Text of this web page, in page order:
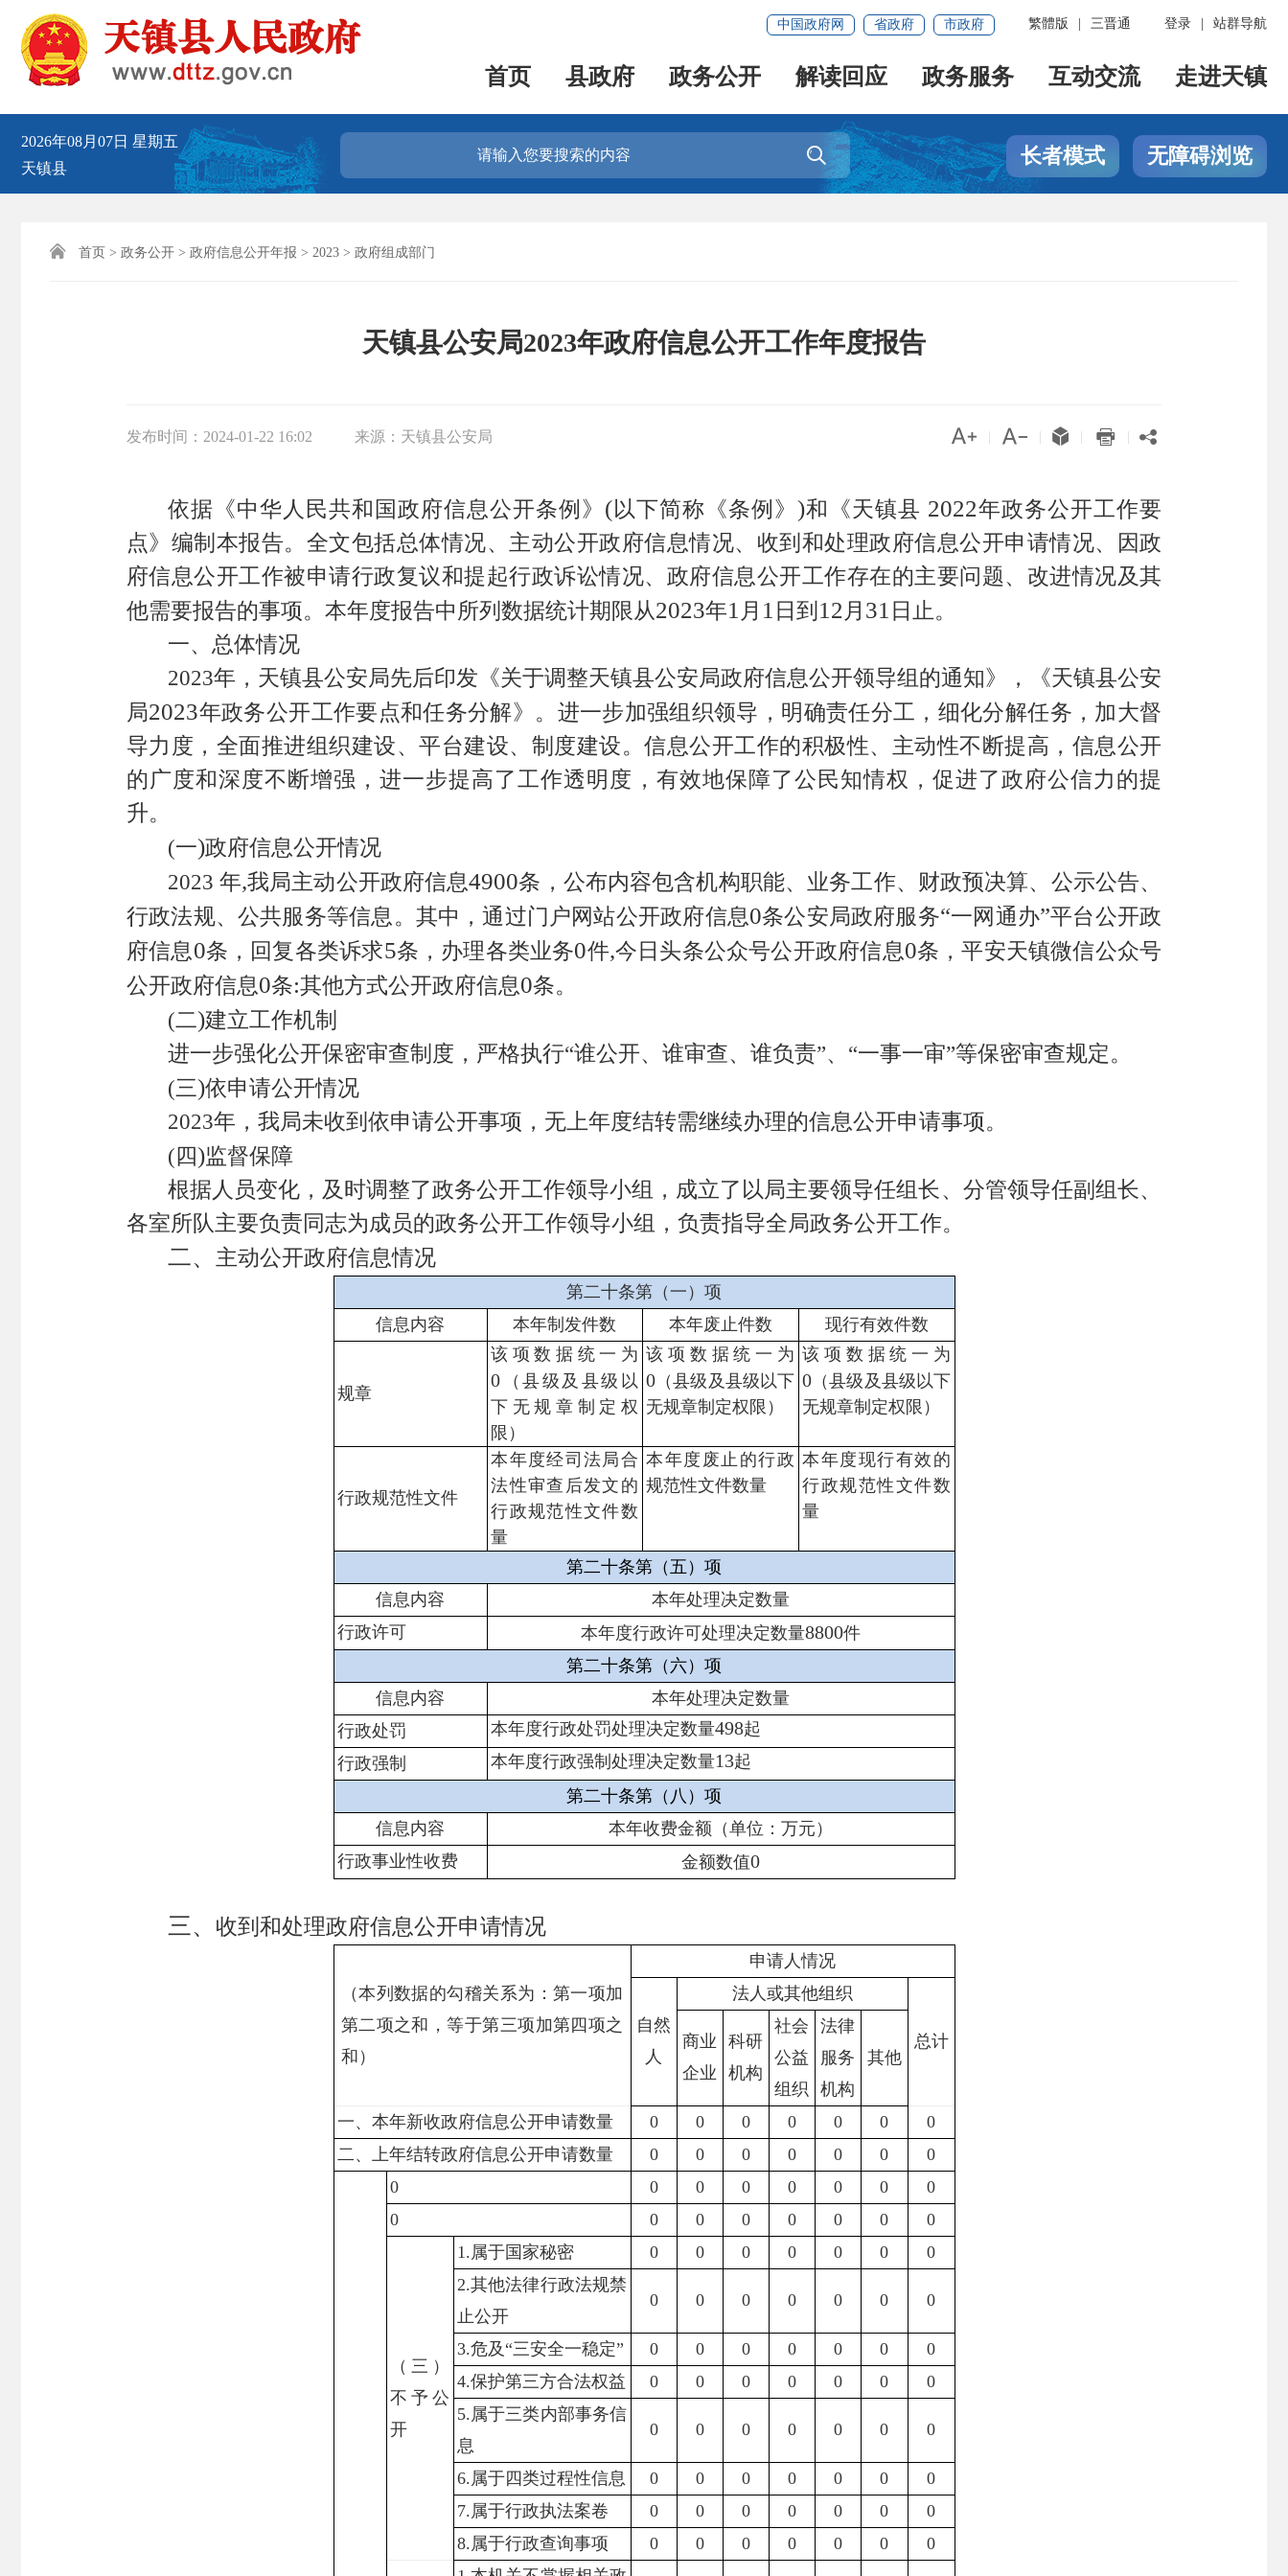
登录 站群导航
繁體版 三晋通
中国政府网 省政府 市政府
首页 县政府 政务公开 解读回应 政务服务 互动交流 走进天镇
2026年08月07日 星期五
天镇县
 长者模式 无障碍浏览
 首页 > 政务公开 > 政府信息公开年报 > 2023 > 政府组成部门
天镇县公安局2023年政府信息公开工作年度报告
发布时间： 2024-01-22 16:02 来源： 天镇县公安局     
依据《中华人民共和国政府信息公开条例》 (以下简称《条例》 )和《天镇县 2022年政务公开工作要
点》编制本报告。全文包括总体情况、主动公开政府信息情况、收到和处理政府信息公开申请情况、因政
府信息公开工作被申请行政复议和提起行政诉讼情况、政府信息公开工作存在的主要问题、改进情况及其
他需要报告的事项。本年度报告中所列数据统计期限从2023年1 月 1 日到 12 月 31 日止。
一、总体情况
2023年，天镇县公安局先后印发《关于调整天镇县公安局政府信息公开领导组的通知》，《天镇县公安
局2023年政务公开工作要点和任务分解》。进一步加强组织领导，明确责任分工，细化分解任务，加大督
导力度，全面推进组织建设、平台建设、制度建设。信息公开工作的积极性、主动性不断提高，信息公开
的广度和深度不断增强，进一步提高了工作透明度，有效地保障了公民知情权，促进了政府公信力的提
升。
(一)政府信息公开情况
2023 年,我局主动公开政府信息4900条，公布内容包含机构职能、业务工作、财政预决算、公示公告、
行政法规、公共服务等信息。其中，通过门户网站公开政府信息0条公安局政府服务“一网通办”平台公开政
府信息0条，回复各类诉求5条，办理各类业务0件,今日头条公众号公开政府信息0条，平安天镇微信公众号
公开政府信息0条:其他方式公开政府信息0条。
(二)建立工作机制
进一步强化公开保密审查制度，严格执行“谁公开、谁审查、谁负责”、“一事一审”等保密审查规定。
(三)依申请公开情况
2023年，我局未收到依申请公开事项，无上年度结转需继续办理的信息公开申请事项。
(四)监督保障
根据人员变化，及时调整了政务公开工作领导小组，成立了以局主要领导任组长、分管领导任副组长、
各室所队主要负责同志为成员的政务公开工作领导小组，负责指导全局政务公开工作。
二、 主动公开政府信息情况
第二十条第（一）项
信息内容
本年制发件数 本年废止件数 现行有效件数
规章
该项数据统一为
0 （县级及县级以
下无规章制定权
限）
该项数据统一为
0 （县级及县级以下
无规章制定权限）
该项数据统一为
0 （县级及县级以下
无规章制定权限）
行政规范性文件
本年度经司法局合
法性审查后发文的
行政规范性文件数
量
本年度废止的行政
规范性文件数量
本年度现行有效的
行政规范性文件数
量
第二十条第（五）项
信息内容
本年处理决定数量
行政许可
本年度行政许可处理决定数量8800件
第二十条第（六）项
信息内容
本年处理决定数量
行政处罚
本年度行政处罚处理决定数量498起
行政强制
本年度行政强制处理决定数量13起
第二十条第（八）项
信息内容
本年收费金额（单位：万元）
行政事业性收费
金额数值0
三、 收到和处理政府信息公开申请情况
（本列数据的勾稽关系为：第一项加
第二项之和，等于第三项加第四项之
和）
申请人情况
自然
人
法人或其他组织
总计
商业
企业
科研
机构
社会
公益
组织
法律
服务
机构
其他
一、本年新收政府信息公开申请数量 0 0 0 0 0 0
0
二、上年结转政府信息公开申请数量
0 0 0 0 0 0 0
0 0 0 0 0 0 0
0
0
0 0 0 0 0 0 0
（三）
不予公
开
1.属于国家秘密 0 0 0 0 0 0
0
2.其他法律行政法规禁
止公开
0 0 0 0 0 0 0
3.危及“三安全一稳定” 0 0 0 0 0 0
0
4.保护第三方合法权益 0 0 0 0 0 0
0
5.属于三类内部事务信
息
0 0 0 0 0 0 0
6.属于四类过程性信息 0 0 0 0 0 0
0
7.属于行政执法案卷 0 0 0 0 0 0
0
8.属于行政查询事项 0 0 0 0 0 0 0